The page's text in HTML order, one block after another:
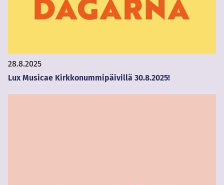
28.8.2025
Lux Musicae Kirkkonummipäivillä 30.8.2025!